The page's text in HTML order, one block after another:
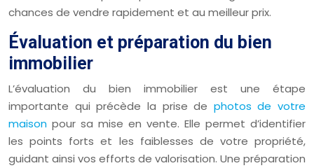
chances de vendre rapidement et au meilleur prix.
Évaluation et préparation du bien
immobilier
L’évaluation du bien immobilier est une étape
importante qui précède la prise de photos de votre
maison pour sa mise en vente. Elle permet d’identifier
les points forts et les faiblesses de votre propriété,
guidant ainsi vos efforts de valorisation. Une préparation